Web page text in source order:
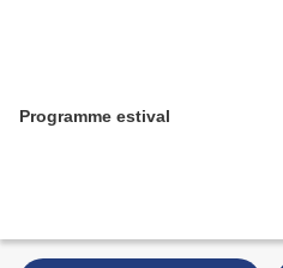
Programme estival